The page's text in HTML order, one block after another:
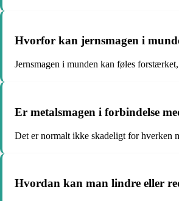
Hvorfor kan jernsmagen i
Jernsmagen i munden kan føles
Er metalsmagen i forbindelse
Det er normalt ikke skadeligt for hverken
Hvordan kan man lindre eller